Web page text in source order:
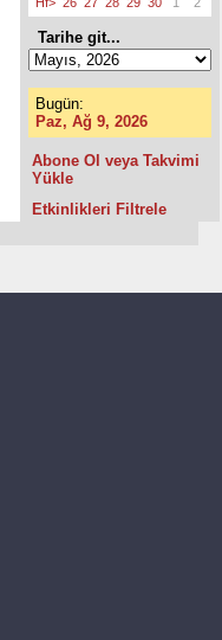
Tarihe git...
Bugün:
Paz, Ağ 9, 2026
Abone Ol veya Takvimi
Yükle
Etkinlikleri Filtrele